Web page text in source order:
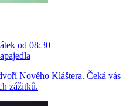
od 08:30
Nového Kláštera. Čeká vás
zážitků.